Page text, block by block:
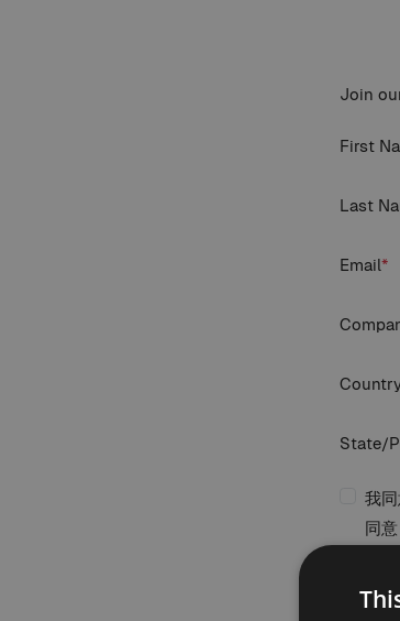
Join
First
Last
Email*
State/
我
同
通过注